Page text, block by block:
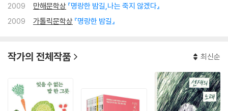
“나의 궁핍한 시절이 글이 될 수도 있다는 생각”을 떠올리며 작가의 길로
접어들게 된다. 소설가 공선옥은 작품 활동을 시작한 이후, 「목마른 계절」
는 길가에서 피었다 지는 작은 꽃들에게 눈길을 보내온 작가는 작품 속에
서 주로 우리 사회의 소외된 이웃들의 삶, 특히 여성들의 끈질긴 생명력과
모성을 섬세하면서도 생동감 넘치는 언어로 담아내고 있다. 2002년 『멋진
2009
만해문학상 『명랑한 밤길,나는 죽지 않겠다』
2009
가톨릭문학상 『명랑한 밤길』
작가의 전체작품 최신순